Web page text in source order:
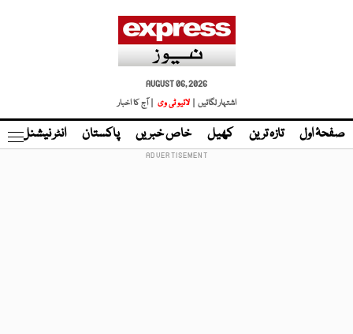
AUGUST 06, 2026
اشتہار لگائیں |
لائیو ٹی وی | آج کا اخبار
صفحۂ اول تازہ ترین کھیل خاص خبریں پاکستان انٹر نیشنل